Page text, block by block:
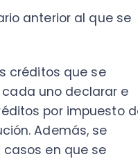
los demás
llenar el
y créditos
la letra D, del
año. Para el